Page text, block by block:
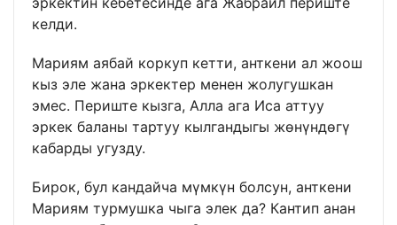
келди.
Мариям аябай коркуп кетти, анткени ал жоош
кыз эле жана эркектер менен жолугушкан
эмес. Периште кызга, Алла ага Иса аттуу
эркек баланы тартуу кылгандыгы жөнүндөгү
кабарды угузду.
Бирок, бул кандайча мүмкүн болсун, анткени
Мариям турмушка чыга элек да? Кантип анан